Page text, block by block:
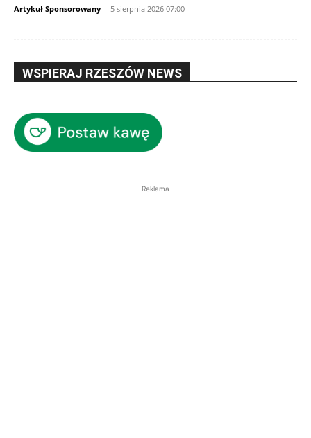
Artykuł Sponsorowany - 5 sierpnia 2026 07:00
WSPIERAJ RZESZÓW NEWS
Reklama